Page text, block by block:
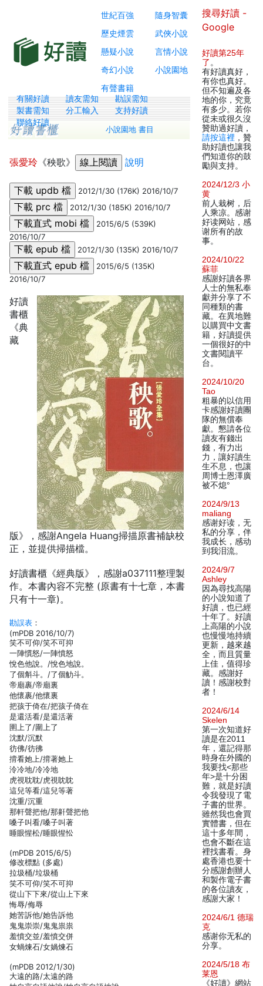
世紀百強
隨身智囊
歷史煙雲
武俠小說
懸疑小說
言情小說
奇幻小說
小說園地
有聲書籍
有關好讀 讀友需知
勘誤需知
製書需知
分工輸入
支持好讀
聯絡好讀
小說園地 書目
張愛玲 《秧歌》 說明
2012/1/30 (176K) 2016/10/7
2012/1/30 (185K) 2016/10/7
2015/6/5 (539K)
2016/10/7
2012/1/30 (135K) 2016/10/7
2015/6/5 (135K)
2016/10/7
好讀
書櫃
《典
藏
版》，感謝Angela Huang掃描原書補缺校
正，並提供掃描檔。
好讀書櫃《經典版》，感謝a037111整理製
作。本書內容不完整 (原書有十七章，本書
只有十一章)。
勘誤表 ：
(mPDB 2016/10/7)
笑不可仰/笑不可抑
一陣慣怒/一陣憤怒
悅色他說。/悅色地說。
了個斛斗。/了個觔斗。
帝廟裹/帝廟裏
他懷裹/他懷裏
把孩于倚在/把孩子倚在
是還活看/是還活著
圉上了/圍上了
沈默/沉默
彷佛/彷彿
揹看她上/揹著她上
泠冷地/冷冷地
虎視耽耽/虎視眈眈
這兒等看/這兒等著
沈重/沉重
那軒聲把他/那鼾聲把他
嗓子叫看/嗓子叫著
睡眼惺松/睡眼惺忪
(mPDB 2015/6/5)
修改標點 (多處)
拉圾桶/垃圾桶
笑不可仰/笑不可抑
從山下下來/從山上下來
悔辱/侮辱
她苦訴他/她告訴他
鬼鬼崇崇/鬼鬼祟祟
羞憤交並/羞憤交併
女蝸煉石/女媧煉石
(mPDB 2012/1/30)
大遠的路/太遠的路
搜尋好讀 -
Google
好讀第25年
了 。
有好讀真好，
有你也真好。
但不知遍及各
地的你，究竟
有多少。若你
從未或很久沒
贊助過好讀，
請按這裡 ，贊
助好讀也讓我
們知道你的鼓
勵與支持。
2024/12/3 小
黄
前人栽树，后
人乘凉。感谢
好读网站，感
谢所有的故
事。
2024/10/22
蘇菲
感謝好讀各界
人士的無私奉
獻并分享了不
同種類的書
藏。在異地難
以購買中文書
籍，好讀提供
一個很好的中
文書閱讀平
台。
2024/10/20
Tao
粗暴的以信用
卡感謝好讀團
隊的無償奉
獻。懇請各位
讀友有錢出
錢，有力出
力，讓好讀生
生不息，也讓
周博士恩澤廣
被不熄°
2024/9/13
maliang
感谢好读，无
私的分享，伴
我成长，感动
到我泪流。
2024/9/7
Ashley
因為尋找高陽
的小說知道了
好讀，也已經
十年了。好讀
上高陽的小說
也慢慢地持續
更新，越來越
全，而且質量
上佳，值得珍
藏。感謝好
讀！感謝校對
者！
2024/6/14
Skelen
第一次知道好
讀是在2011
年，還記得那
時身在外國的
我要找<那些
年>是十分困
難，就是好讀
令我發現了電
子書的世界。
雖然我也會買
實體書，但在
這十多年間，
也會不斷在這
裡找書看。身
處香港也要十
分感謝創辦人
和製作電子書
的各位讀友，
感謝大家！
2024/6/1 德瑞
克
感谢你无私的
分享。
2024/5/18 布
莱恩
《好讀》網站